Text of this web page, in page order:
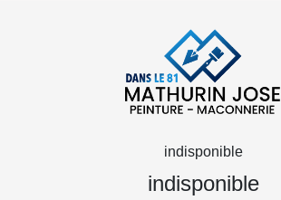
indisponible
indisponible